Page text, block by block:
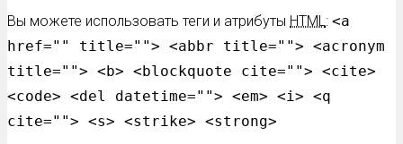
Вы можете использовать теги и атрибуты HTML: <a
href="" title=""> <abbr title=""> <acronym
title=""> <b> <blockquote cite=""> <cite>
<code> <del datetime=""> <em> <i> <q
cite=""> <s> <strike> <strong>